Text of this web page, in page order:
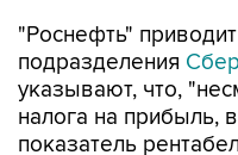
"Роснефть"
подразделения
указывают, что,
налога на прибыль,
показатель